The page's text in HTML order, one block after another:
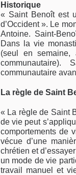
Historique
« Saint Benoît est
d’Occident ». Le
Antoine. Saint-
Dans la vie
(seul en semaine,
communautaire
La règle de Saint
« La règle de Saint
de vie peut
comportements de
vécue d’une
chrétien et
un mode de vie
travail manuel et